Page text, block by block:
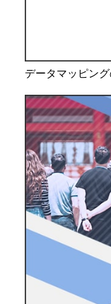
データマッピン